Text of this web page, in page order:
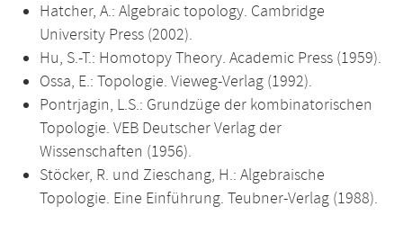
Hatcher, A.: Algebraic topology. Cambridge
University Press (2002).
Hu, S.-T.: Homotopy Theory. Academic Press (1959).
Ossa, E.: Topologie. Vieweg-Verlag (1992).
Pontrjagin, L.S.: Grundzüge der kombinatorischen
Topologie. VEB Deutscher Verlag der
Wissenschaften (1956).
Stöcker, R. und Zieschang, H.: Algebraische
Topologie. Eine Einführung. Teubner-Verlag (1988).